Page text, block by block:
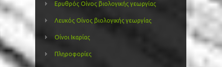
Ερυθρός Οίνος βιολογικής γεωργίας
Λευκός Οίνος βιολογικής γεωργίας
Οίνοι Ικαρίας
Πληροφορίες